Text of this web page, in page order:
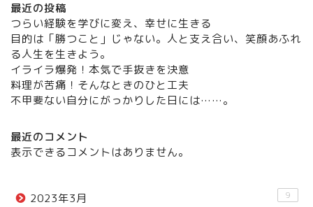
最近の投稿
つらい経験を学びに変え、幸せに生きる
目的は「勝つこと」じゃない。人と支え合い、笑顔あふれ
る人生を生きよう。
イライラ爆発！本気で手抜きを決意
料理が苦痛！そんなときのひと工夫
不甲斐ない自分にがっかりした日には……。
最近のコメント
表示できるコメントはありません。
2023年3月 9